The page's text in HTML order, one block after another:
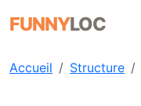
FUNNYLOC
Accueil Structure